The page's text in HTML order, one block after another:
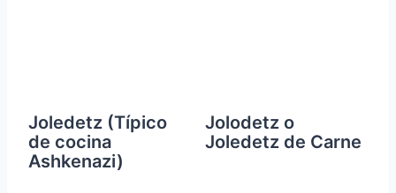
Joledetz (Típico
de cocina
Ashkenazi)
Jolodetz o
Joledetz de Carne